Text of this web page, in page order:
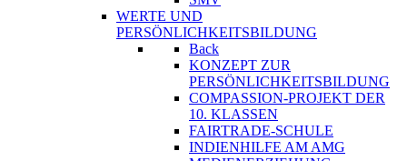
WERTE UND
PERSÖNLICHKEITSBILDUNG
Back
KONZEPT ZUR
PERSÖNLICHKEITSBILDUNG
COMPASSION-PROJEKT DER
10. KLASSEN
FAIRTRADE-SCHULE
INDIENHILFE AM AMG